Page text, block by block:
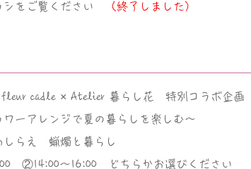
シをご覧ください
（終了しました）
cadle × Atelier 暮らし花 特別コラボ企画
ワーアレンジで夏の暮らしを楽しむ～
しらえ ​蝋燭と暮らし
②14:00～16:00 どちらかお選びください